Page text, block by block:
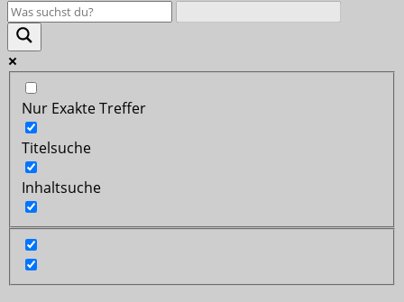
Nur Exakte Treffer
Titelsuche
Inhaltsuche